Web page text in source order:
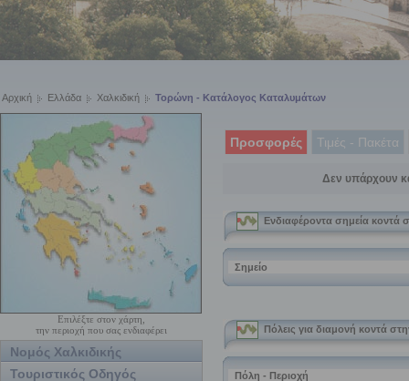
Αρχική Ελλάδα Χαλκιδική Τορώνη - Κατάλογος Καταλυμάτων
Επιλέξτε στον χάρτη,
την περιοχή που σας ενδιαφέρει
Νομός Χαλκιδικής
Τουριστικός Οδηγός
Προσφορές Τιμές - Πακέτα
Δεν υπάρχουν